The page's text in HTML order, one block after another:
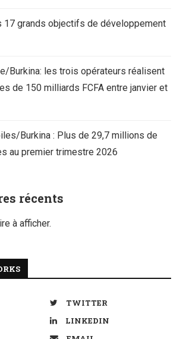
17 grands objectifs de développement
Burkina: les trois opérateurs réalisent
de 150 milliards FCFA entre janvier et
Burkina : Plus de 29,7 millions de
au premier trimestre 2026
récents
à afficher.
TWITTER
LINKEDIN